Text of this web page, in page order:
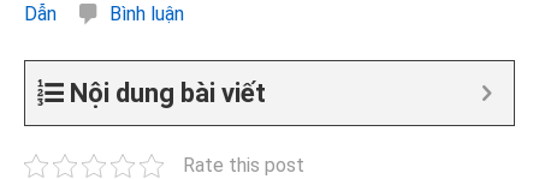
Dẫn
Bình luận
Nội dung bài viết
Rate this post